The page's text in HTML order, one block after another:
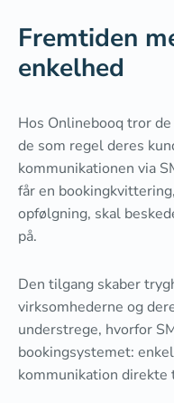
Fremtiden
enkelhed
Hos Onlinebooq tror
de som regel deres
kommunikationen via
får en
opfølgning, skal
på.
Den tilgang skaber
virksomhederne og
understrege, hvorfor
bookingsystemet:
kommunikation